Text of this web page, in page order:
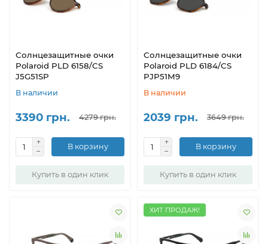
Солнцезащитные очки
Polaroid PLD 6158/CS
J5G51SP
В наличии
3390 грн. 4279 грн.
В корзину
Купить в один клик
Солнцезащитные очки
Polaroid PLD 6184/CS
PJP51M9
В наличии
2039 грн. 3649 грн.
В корзину
Купить в один клик
ХИТ ПРОДАЖ!